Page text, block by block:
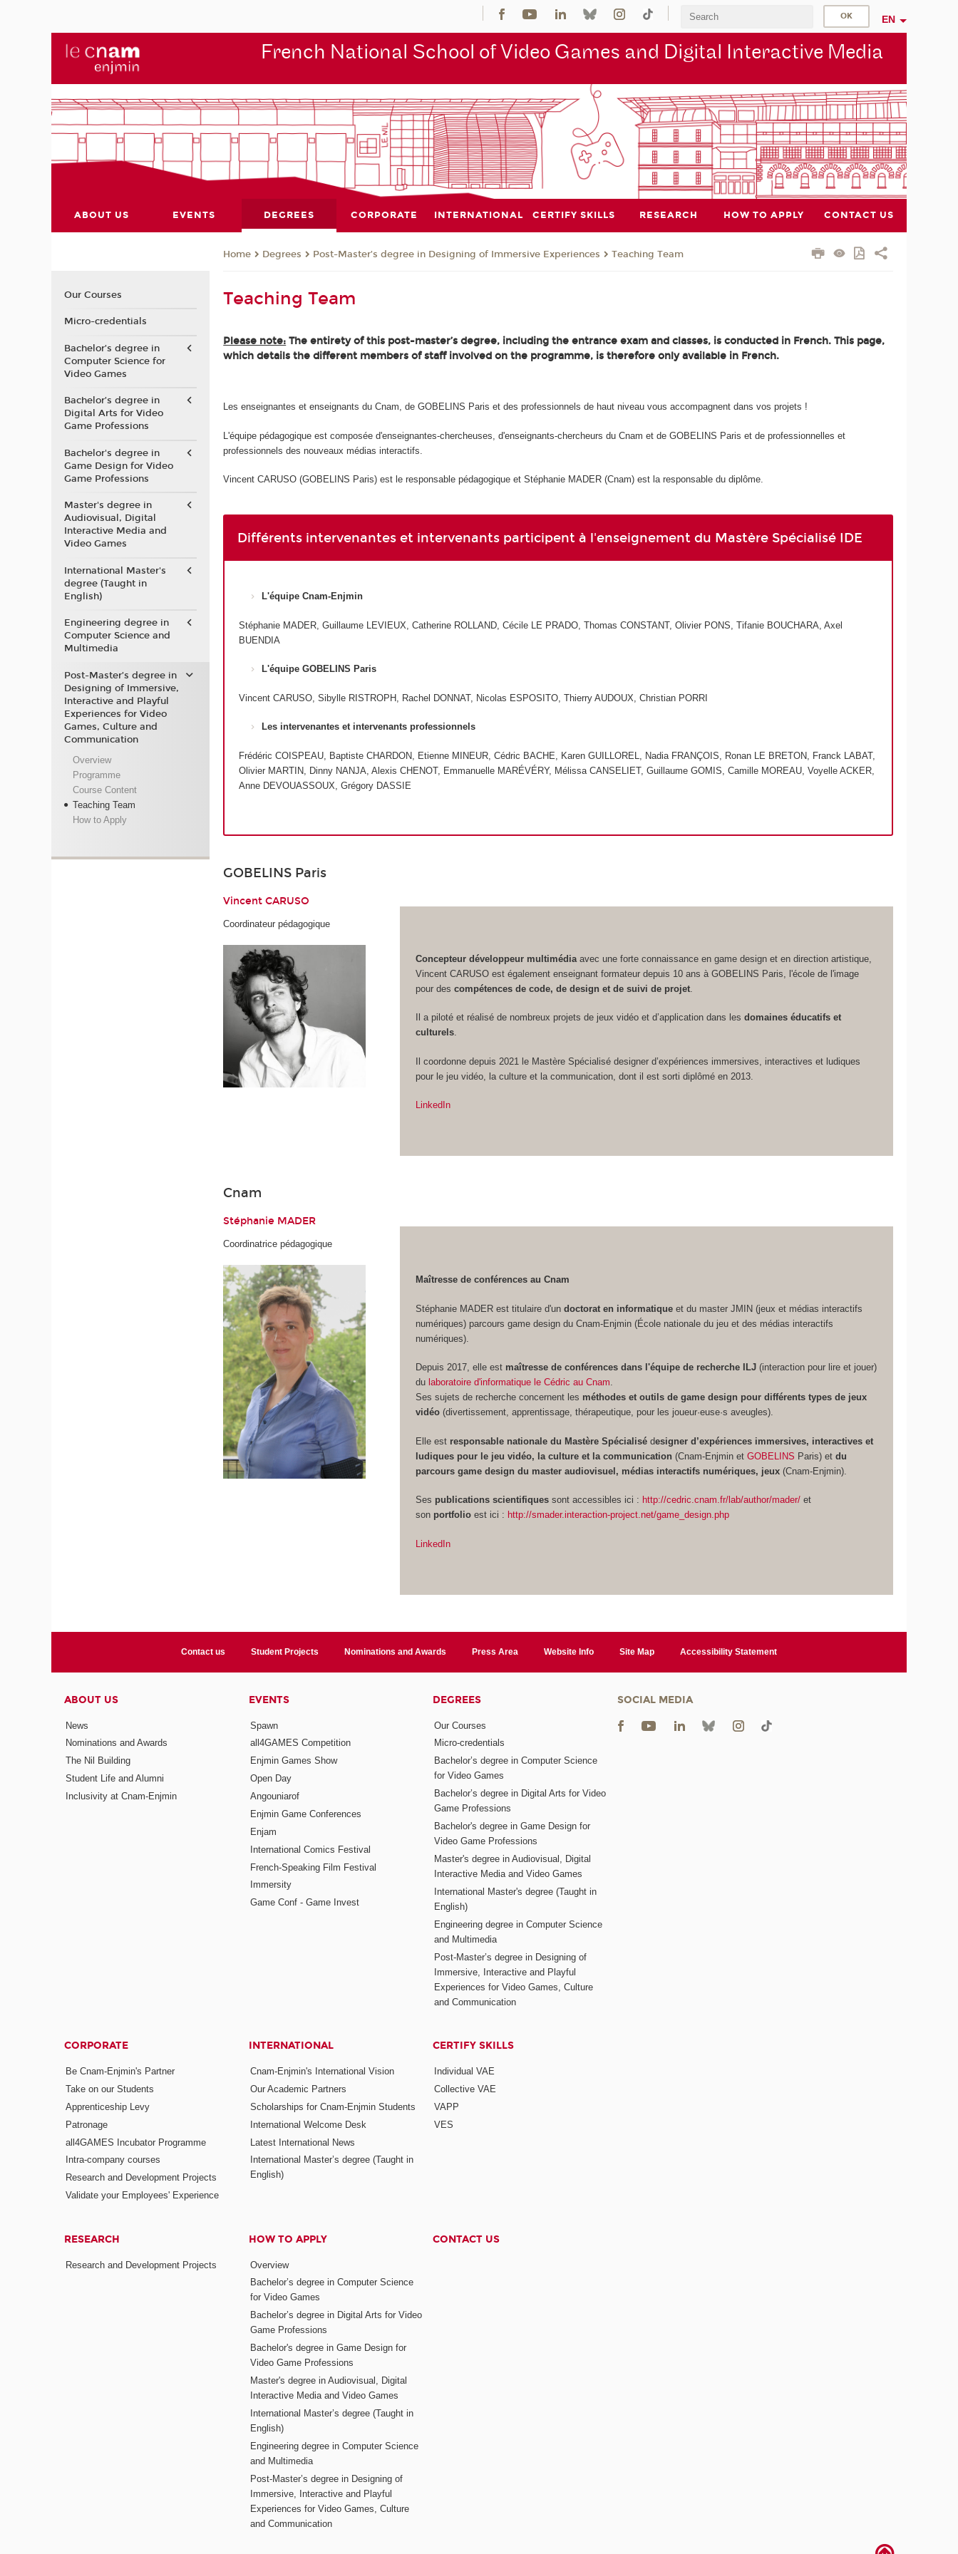
EN
French National School of Video Games and Digital Interactive Media
ABOUT US EVENTS DEGREES CORPORATE INTERNATIONAL CERTIFY SKILLS RESEARCH HOW TO APPLY CONTACT US
Home Degrees Post-Master’s degree in Designing of Immersive Experiences Teaching Team
Teaching Team
Please note: The entirety of this post-master’s degree, including the entrance exam and classes, is conducted in French. This page,
which details the different members of staff involved on the programme, is therefore only available in French.
Les enseignantes et enseignants du Cnam, de GOBELINS Paris et des professionnels de haut niveau vous accompagnent dans vos projets !
L'équipe pédagogique est composée d'enseignantes-chercheuses, d'enseignants-chercheurs du Cnam et de GOBELINS Paris et de professionnelles et
professionnels des nouveaux médias interactifs.
Vincent CARUSO (GOBELINS Paris) est le responsable pédagogique et Stéphanie MADER (Cnam) est la responsable du diplôme.
Différents intervenantes et intervenants participent à l'enseignement du Mastère Spécialisé IDE
L'équipe Cnam-Enjmin
Stéphanie MADER, Guillaume LEVIEUX, Catherine ROLLAND, Cécile LE PRADO, Thomas CONSTANT, Olivier PONS, Tifanie BOUCHARA, Axel
BUENDIA
L'équipe GOBELINS Paris
Vincent CARUSO, Sibylle RISTROPH, Rachel DONNAT, Nicolas ESPOSITO, Thierry AUDOUX, Christian PORRI
Les intervenantes et intervenants professionnels
Frédéric COISPEAU, Baptiste CHARDON, Etienne MINEUR, Cédric BACHE, Karen GUILLOREL, Nadia FRANÇOIS, Ronan LE BRETON, Franck LABAT,
Olivier MARTIN, Dinny NANJA, Alexis CHENOT, Emmanuelle MARÉVÉRY, Mélissa CANSELIET, Guillaume GOMIS, Camille MOREAU, Voyelle ACKER,
Anne DEVOUASSOUX, Grégory DASSIE
GOBELINS Paris
Vincent CARUSO
Coordinateur pédagogique
Concepteur développeur multimédia avec une forte connaissance en game design et en direction artistique,
Vincent CARUSO est également enseignant formateur depuis 10 ans à GOBELINS Paris, l'école de l'image
pour descompétences de code, de design et de suivi de projet
Il a piloté et réalisé de nombreux projets de jeux vidéo et d’application dans lesdomaines éducatifs et
culturels.
Il coordonne depuis 2021 le Mastère Spécialisé designer d’expériences immersives, interactives et ludiques
pour le jeu vidéo, la culture et la communication, dont il est sorti diplômé en 2013.
LinkedIn
Cnam
Stéphanie MADER
Coordinatrice pédagogique
Maîtresse de conférences au Cnam
Stéphanie MADER est titulaire d'undoctorat en informatique et du master JMIN (jeux et médias interactifs
numériques) parcours game design du Cnam-Enjmin (École nationale du jeu et des médias interactifs
numériques).
Depuis 2017, elle est maîtresse de conférences dans l'équipe de recherche ILJ (interaction pour lire et jouer)
du laboratoire d'informatique le Cédric au Cnam.
Ses sujets de recherche concernent les méthodes et outils de game design pour différents types de jeux
vidéo (divertissement, apprentissage, thérapeutique, pour les joueur·euse·s aveugles).
Elle est responsable nationale du Mastère Spécialisédesigner d’expériences immersives, interactives et
ludiques pour le jeu vidéo, la culture et la communication (Cnam-Enjmin etGOBELINS Paris) etdu
parcours game design du master audiovisuel, médias interactifs numériques, jeux (Cnam-Enjmin).
Ses publications scientifiques sont accessibles ici : http://cedric.cnam.fr/lab/author/mader/ et
son portfolio est ici : http://smader.interaction-project.net/game_design.php
LinkedIn
Our Courses
Micro-credentials
Bachelor’s degree in
Computer Science for
Video Games
Bachelor’s degree in
Digital Arts for Video
Game Professions
Bachelor's degree in
Game Design for Video
Game Professions
Master's degree in
Audiovisual, Digital
Interactive Media and
Video Games
International Master's
degree (Taught in
English)
Engineering degree in
Computer Science and
Multimedia
Post-Master’s degree in
Designing of Immersive,
Interactive and Playful
Experiences for Video
Games, Culture and
Communication
Overview
Programme
Course Content
Teaching Team
How to Apply
Contact us Student Projects Nominations and Awards Press Area Website Info Site Map Accessibility Statement
ABOUT US
News
Nominations and Awards
The Nil Building
Student Life and Alumni
Inclusivity at Cnam-Enjmin
EVENTS
Spawn
all4GAMES Competition
Enjmin Games Show
Open Day
Angouniarof
Enjmin Game Conferences
Enjam
International Comics Festival
French-Speaking Film Festival
Immersity
Game Conf - Game Invest
DEGREES
Our Courses
Micro-credentials
Bachelor’s degree in Computer Science
for Video Games
Bachelor’s degree in Digital Arts for Video
Game Professions
Bachelor's degree in Game Design for
Video Game Professions
Master's degree in Audiovisual, Digital
Interactive Media and Video Games
International Master's degree (Taught in
English)
Engineering degree in Computer Science
and Multimedia
Post-Master’s degree in Designing of
Immersive, Interactive and Playful
Experiences for Video Games, Culture
and Communication
CORPORATE
Be Cnam-Enjmin's Partner
Take on our Students
Apprenticeship Levy
Patronage
all4GAMES Incubator Programme
Intra-company courses
Research and Development Projects
Validate your Employees' Experience
INTERNATIONAL
Cnam-Enjmin's International Vision
Our Academic Partners
Scholarships for Cnam-Enjmin Students
International Welcome Desk
Latest International News
International Master’s degree (Taught in
English)
CERTIFY SKILLS
Individual VAE
Collective VAE
VAPP
VES
RESEARCH
Research and Development Projects
HOW TO APPLY
Overview
Bachelor’s degree in Computer Science
for Video Games
Bachelor’s degree in Digital Arts for Video
Game Professions
Bachelor's degree in Game Design for
Video Game Professions
Master's degree in Audiovisual, Digital
Interactive Media and Video Games
International Master’s degree (Taught in
English)
Engineering degree in Computer Science
and Multimedia
Post-Master’s degree in Designing of
Immersive, Interactive and Playful
Experiences for Video Games, Culture
and Communication
CONTACT US
SOCIAL MEDIA